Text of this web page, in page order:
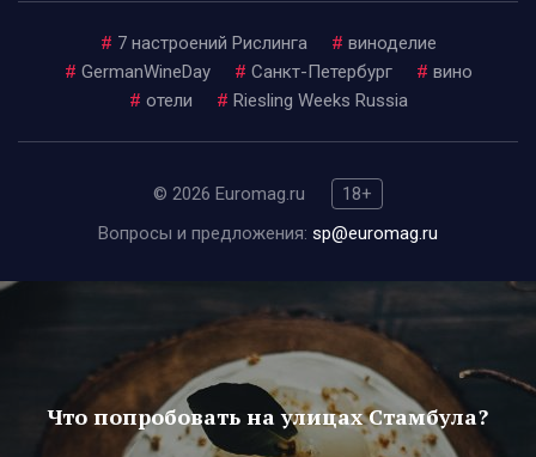
# 7 настроений Рислинга # виноделие
# GermanWineDay # Санкт-Петербург # вино
# отели # Riesling Weeks Russia
© 2026 Euromag.ru
18+
Вопросы и предложения: sp@euromag.ru
Что попробовать на улицах Стамбула?